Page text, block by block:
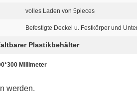
volles Laden von 5pieces
Befestigte Deckel u. Festkörper und
Plastikbehälter
Millimeter
werden.